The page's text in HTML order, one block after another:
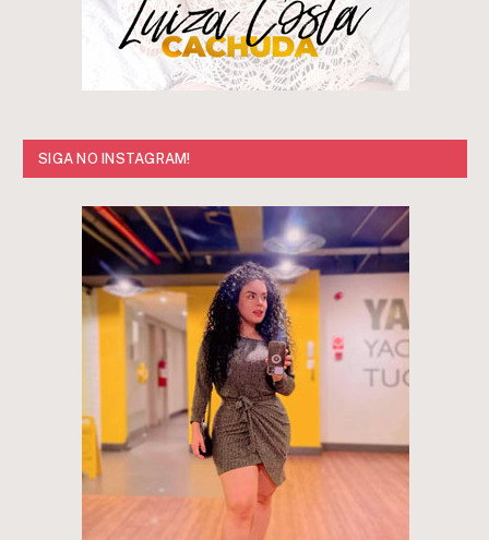
SIGA NO INSTAGRAM!